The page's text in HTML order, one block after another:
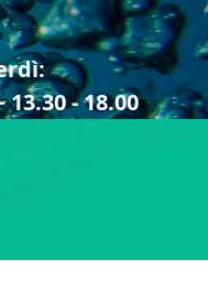
13.30 - 18.00